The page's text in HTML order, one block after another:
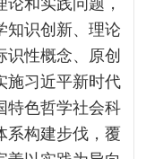
和实践问题，
知识创新、理论
性概念、原创
施习近平新时代
特色哲学社会科
系构建步伐，覆